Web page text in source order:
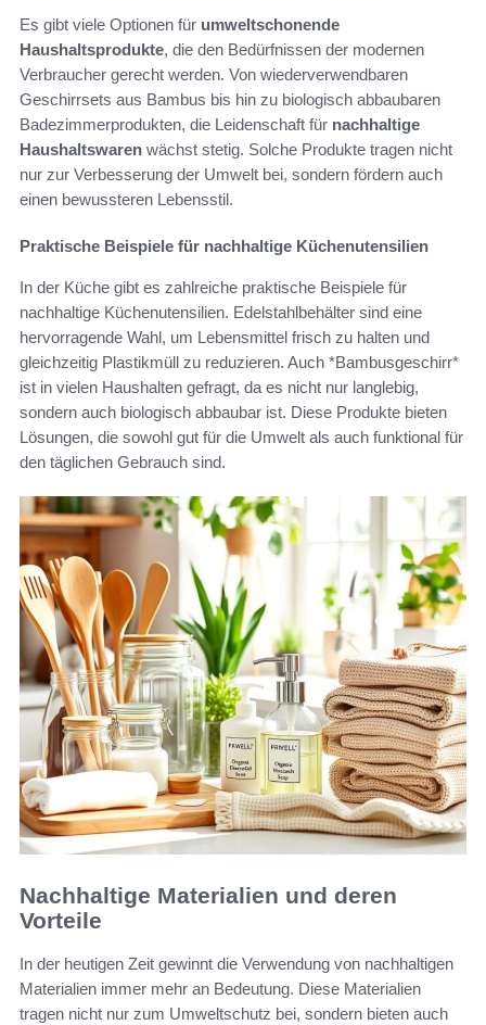
Es gibt viele Optionen für umweltschonende
Haushaltsprodukte, die den Bedürfnissen der modernen
Verbraucher gerecht werden. Von wiederverwendbaren
Geschirrsets aus Bambus bis hin zu biologisch abbaubaren
Badezimmerprodukten, die Leidenschaft für nachhaltige
Haushaltswaren wächst stetig. Solche Produkte tragen nicht
nur zur Verbesserung der Umwelt bei, sondern fördern auch
einen bewussteren Lebensstil.
Praktische Beispiele für nachhaltige Küchenutensilien
In der Küche gibt es zahlreiche praktische Beispiele für
nachhaltige Küchenutensilien. Edelstahlbehälter sind eine
hervorragende Wahl, um Lebensmittel frisch zu halten und
gleichzeitig Plastikmüll zu reduzieren. Auch *Bambusgeschirr*
ist in vielen Haushalten gefragt, da es nicht nur langlebig,
sondern auch biologisch abbaubar ist. Diese Produkte bieten
Lösungen, die sowohl gut für die Umwelt als auch funktional für
den täglichen Gebrauch sind.
Nachhaltige Materialien und deren
Vorteile
In der heutigen Zeit gewinnt die Verwendung von nachhaltigen
Materialien immer mehr an Bedeutung. Diese Materialien
tragen nicht nur zum Umweltschutz bei, sondern bieten auch